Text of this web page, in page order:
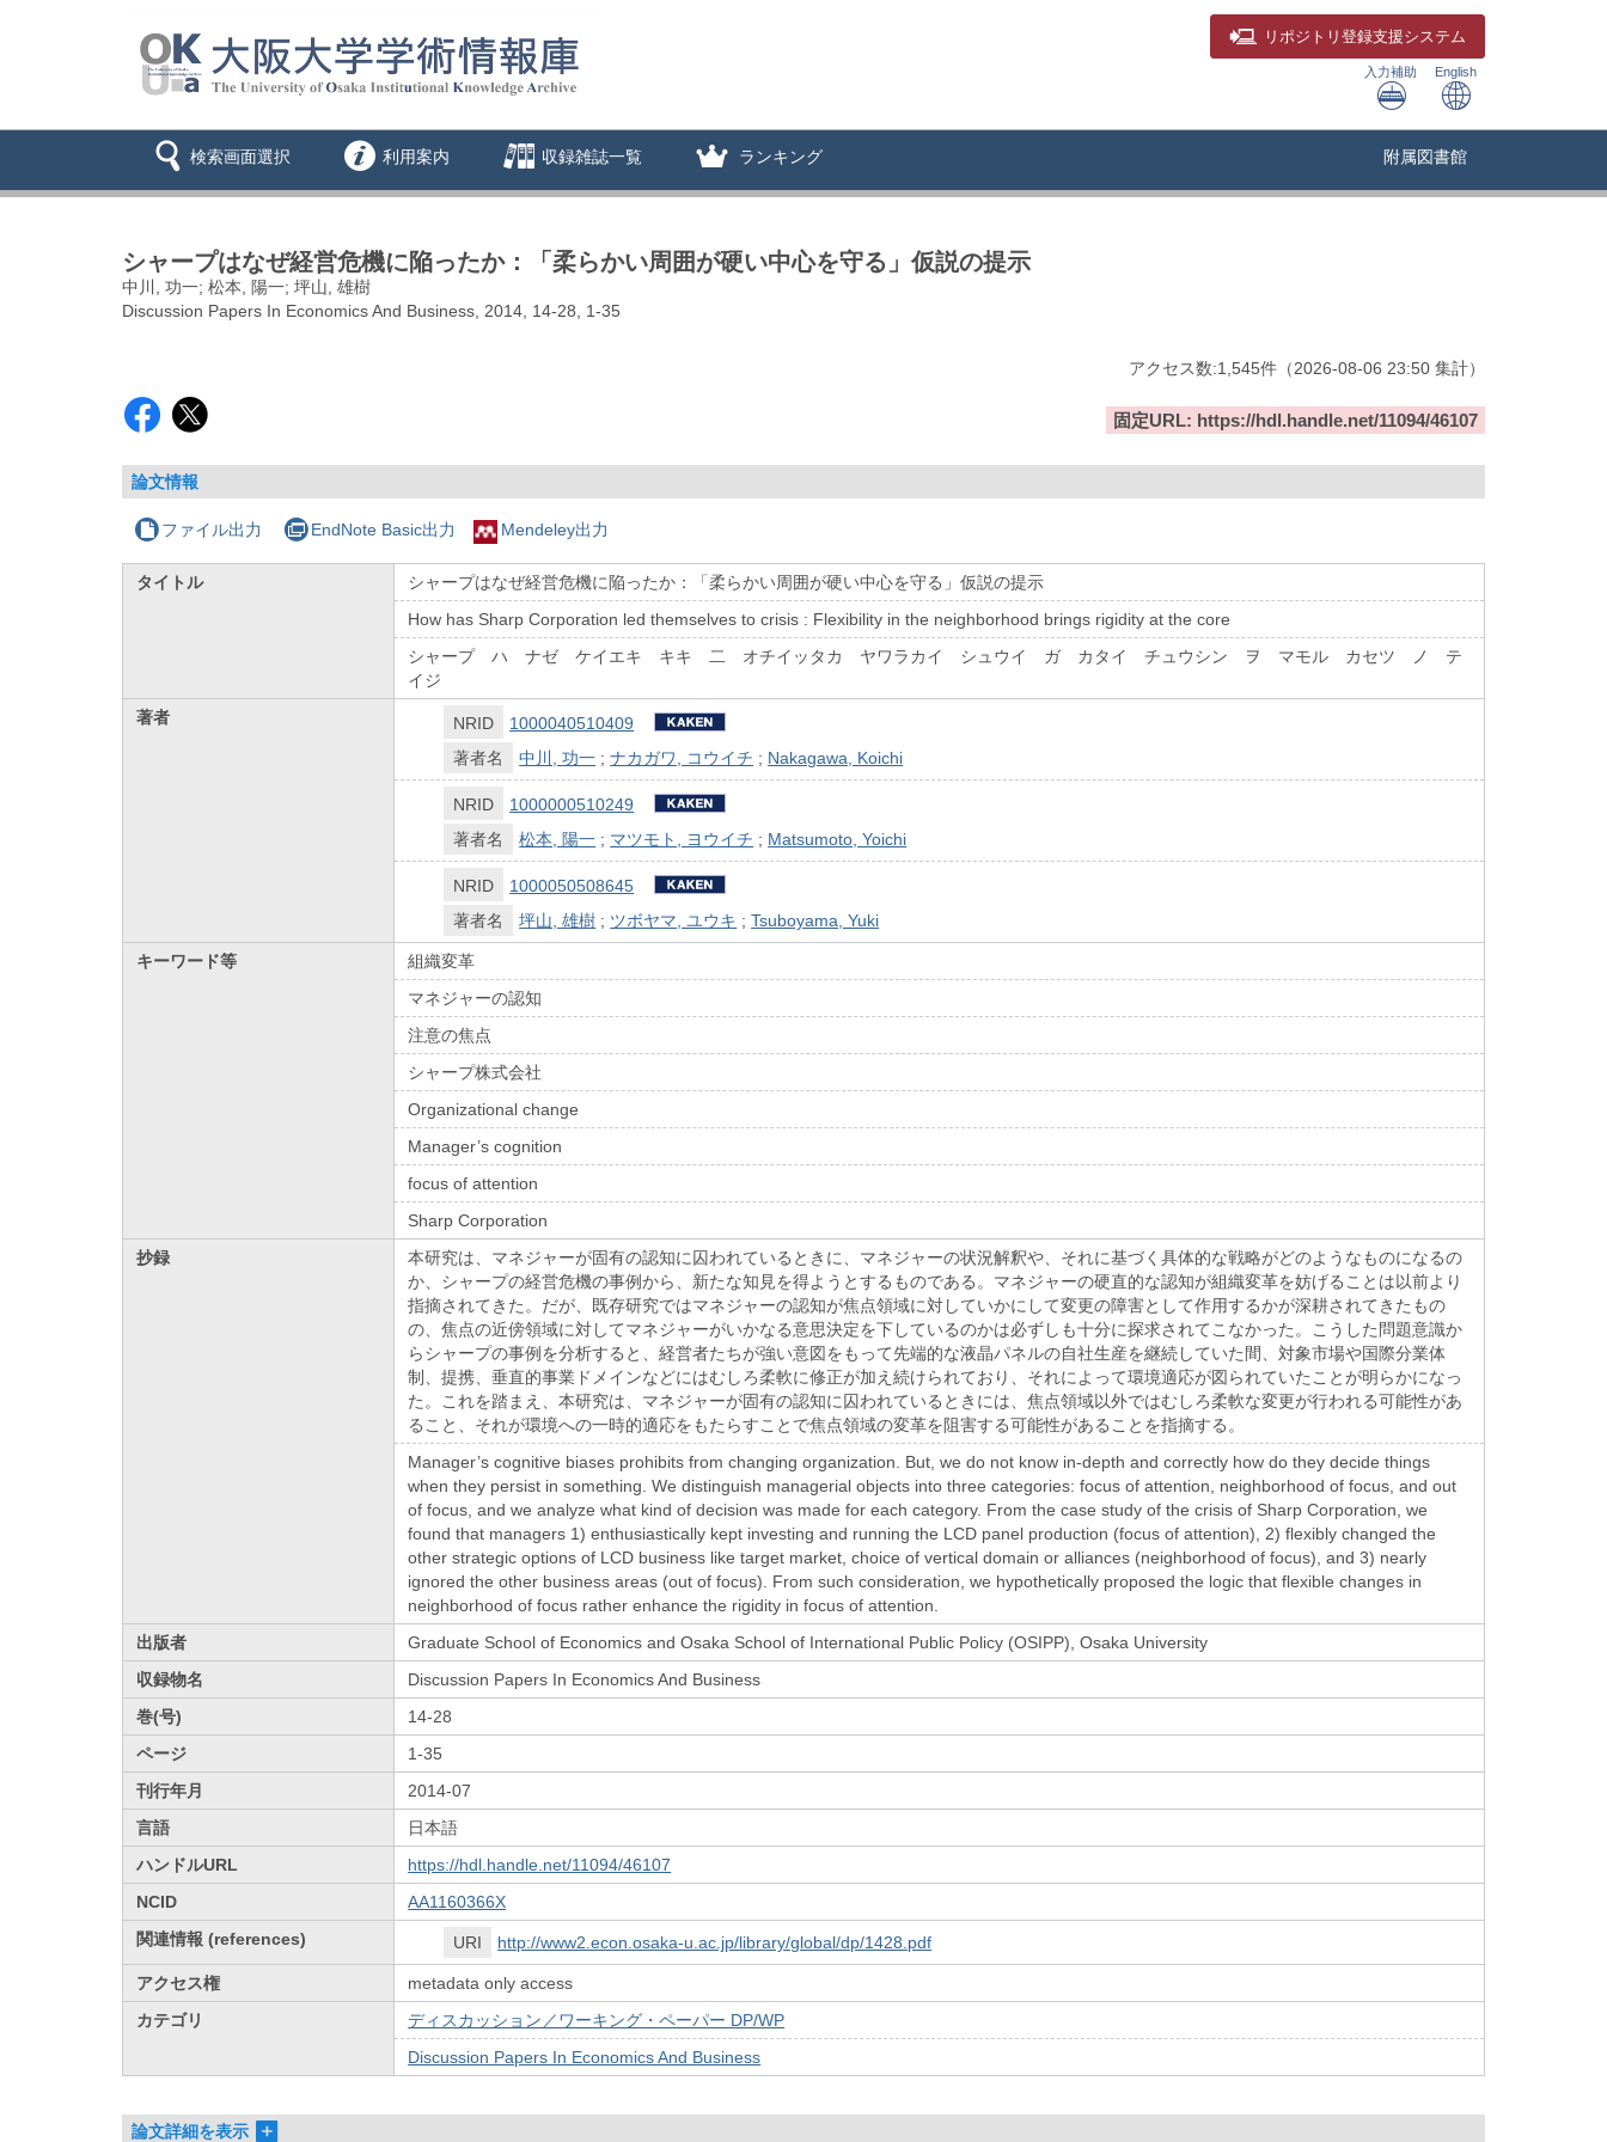
リポジトリ 登録支援システム
入力補助 English
検索画面選択 利用案内 収録雑誌一覧 ランキング 附属図書館
シャープはなぜ経営危機に陥ったか：「柔らかい周囲が硬い中心を守る」仮説の提示
中川, 功一; 松本, 陽一; 坪山, 雄樹
Discussion Papers In Economics And Business, 2014, 14-28, 1-35
アクセス数:1,545件 （2026-08-06 23:50 集計）
固定URL: https://hdl.handle.net/11094/46107
論文情報
ファイル出力 EndNote Basic出力 Mendeley出力
タイトル
シャープはなぜ経営危機に陥ったか：「柔らかい周囲が硬い中心を守る」仮説の提示
How has Sharp Corporation led themselves to crisis : Flexibility in the neighborhood brings rigidity at the core
シャープ ハ ナゼ ケイエキ キキ 二 オチイッタカ ヤワラカイ シュウイ ガ カタイ チュウシン ヲ マモル カセツ ノ テ
イジ
著者
NRID
1000040510409
著者名
中川, 功一 ;ナカガワ, コウイチ ; Nakagawa, Koichi
NRID
1000000510249
著者名
松本, 陽一 ; マツモト, ヨウイチ ; Matsumoto, Yoichi
NRID
1000050508645
著者名
坪山, 雄樹 ; ツボヤマ, ユウキ ;Tsuboyama, Yuki
キーワード等
組織変革
マネジャーの認知
注意の焦点
シャープ株式会社
Organizational change
Manager’s cognition
focus of attention
Sharp Corporation
抄録
本研究は、マネジャーが固有の認知に囚われているときに、マネジャーの状況解釈や、それに基づく具体的な戦略がどのようなものになるの
か、シャープの経営危機の事例から、新たな知見を得ようとするものである。マネジャーの硬直的な認知が組織変革を妨げることは以前より
指摘されてきた。だが、既存研究ではマネジャーの認知が焦点領域に対していかにして変更の障害として作用するかが深耕されてきたもの
の、焦点の近傍領域に対してマネジャーがいかなる意思決定を下しているのかは必ずしも十分に探求されてこなかった。こうした問題意識か
らシャープの事例を分析すると、経営者たちが強い意図をもって先端的な液晶パネルの自社生産を継続していた間、対象市場や国際分業体
制、提携、垂直的事業ドメインなどにはむしろ柔軟に修正が加え続けられており、それによって環境適応が図られていたことが明らかになっ
た。これを踏まえ、本研究は、マネジャーが固有の認知に囚われているときには、焦点領域以外ではむしろ柔軟な変更が行われる可能性があ
ること、それが環境への一時的適応をもたらすことで焦点領域の変革を阻害する可能性があることを指摘する。
Manager’s cognitive biases prohibits from changing organization. But, we do not know in-depth and correctly how do they decide things
when they persist in something. We distinguish managerial objects into three categories: focus of attention, neighborhood of focus, and out
of focus, and we analyze what kind of decision was made for each category. From the case study of the crisis of Sharp Corporation, we
found that managers 1) enthusiastically kept investing and running the LCD panel production (focus of attention), 2) flexibly changed the
other strategic options of LCD business like target market, choice of vertical domain or alliances (neighborhood of focus), and 3) nearly
ignored the other business areas (out of focus). From such consideration, we hypothetically proposed the logic that flexible changes in
neighborhood of focus rather enhance the rigidity in focus of attention.
出版者
Graduate School of Economics and Osaka School of International Public Policy (OSIPP), Osaka University
収録物名
Discussion Papers In Economics And Business
巻(号)
14-28
ページ
1-35
刊行年月
2014-07
言語
日本語
ハンドルURL
https://hdl.handle.net/11094/46107
NCID
AA1160366X
関連情報 (references)
URI http://www2.econ.osaka-u.ac.jp/library/global/dp/1428.pdf
アクセス権
metadata only access
カテゴリ
ディスカッション／ワーキング・ペーパー DP/WP
Discussion Papers In Economics And Business
論文詳細を表示